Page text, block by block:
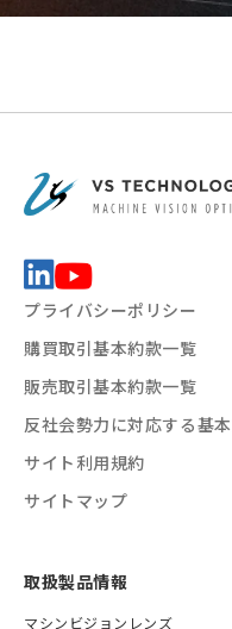
プライバシーポリシー
購買取引基本約款一覧
販売取引基本約款一覧
反社会勢力に対応する基
サイト利用規約
サイトマップ
取扱製品情報
マシンビジョンレンズ